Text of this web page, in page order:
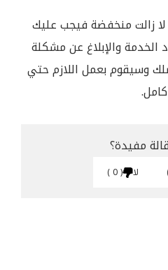
لا زالت منخفضة فيجب عليك
الخدمة والإبلاغ عن مشكلة
وسيقوم بعمل اللازم حتي
مفيدة؟
لا 0